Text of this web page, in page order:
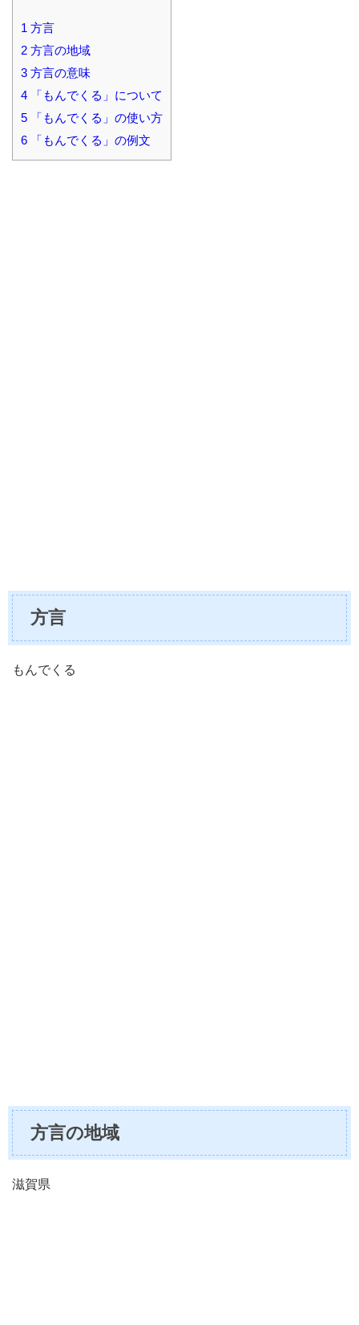
1 方言
2 方言の地域
3 方言の意味
4 「もんでくる」について
5 「もんでくる」の使い方
6 「もんでくる」の例文
方言
もんでくる
方言の地域
滋賀県